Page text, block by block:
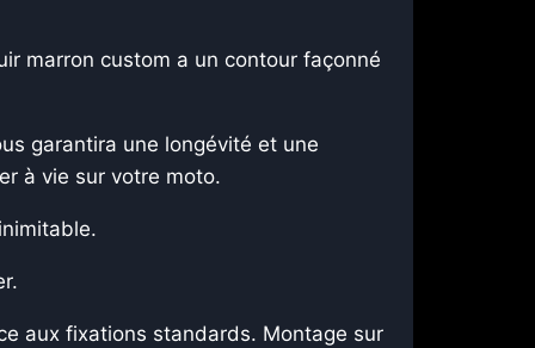
marron custom a un contour façonné
garantira une longévité et une
à vie sur votre moto.
aux fixations standards. Montage sur